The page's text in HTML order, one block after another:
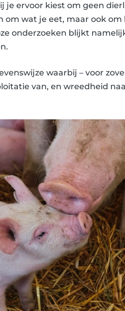
je ervoor kiest om geen
wat je eet, maar ook om
onderzoeken blijkt
waarbij – voor
van, en wreedheid